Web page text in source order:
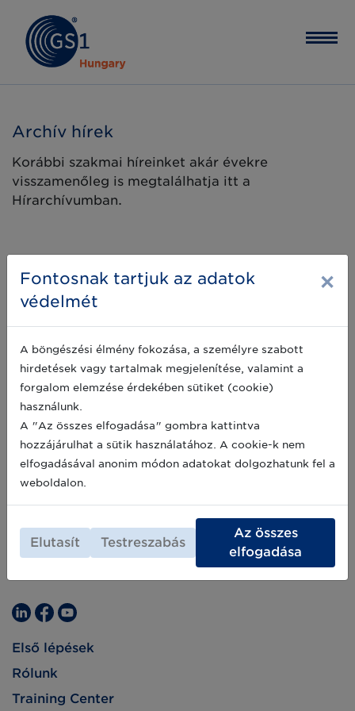
Archív hírek
Korábbi szakmai híreinket akár évekre
visszamenőleg is megtalálhatja itt a
Hírarchívumban.
Első lépések
Rólunk
Training Center
Fontosnak tartjuk az adatok
védelmét
×
A böngészési élmény fokozása, a személyre szabott
hirdetések vagy tartalmak megjelenítése, valamint a
forgalom elemzése érdekében sütiket (cookie)
használunk.
A "Az összes elfogadása" gombra kattintva
hozzájárulhat a sütik használatához. A cookie-k nem
elfogadásával anonim módon adatokat dolgozhatunk fel a
weboldalon.
Elutasít Testreszabás
Az összes
elfogadása